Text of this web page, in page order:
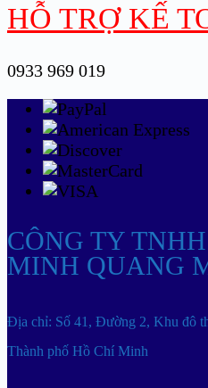
HỖ TRỢ KẾ
0933 969 019
CÔNG TY
MINH QUANG
Địa chỉ: Số 41, Đường 2, Khu đô
Thành phố Hồ Chí Minh